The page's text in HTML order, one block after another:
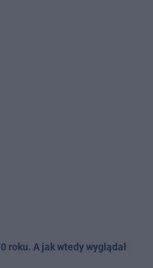
roku. A jak wtedy wyglądał